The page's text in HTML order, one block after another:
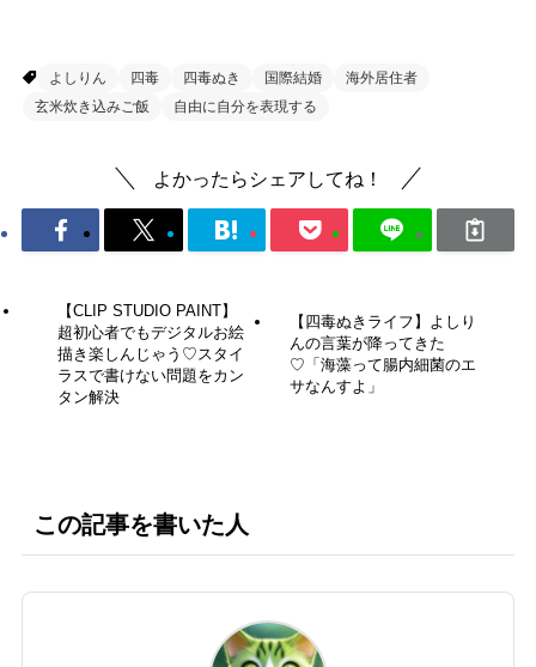
よしりん
四毒 四毒ぬき 国際結婚
海外居住者
玄米炊き込みご飯
自由に自分を表現する
よかったらシェアしてね！
【CLIP STUDIO PAINT】
超初心者でもデジタルお絵
描き楽しんじゃう♡スタイ
ラスで書けない問題をカン
タン解決
【四毒ぬきライフ】よしり
んの言葉が降ってきた
♡「海藻って腸内細菌のエ
サなんすよ」
この記事を書いた人